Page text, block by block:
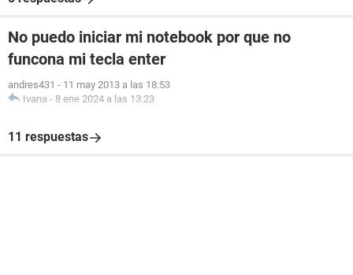
No puedo iniciar mi notebook por que no
funcona mi tecla enter
andres431 - 11 may 2013 a las 18:53
Ivana - 8 ene 2024 a las 13:23
11 respuestas